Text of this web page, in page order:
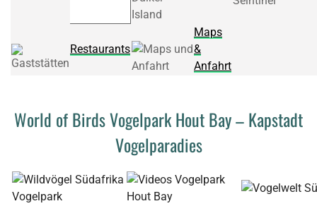
Restaurants
Maps
&
Anfahrt
World of Birds Vogelpark Hout Bay – Kapstadt
Vogelparadies